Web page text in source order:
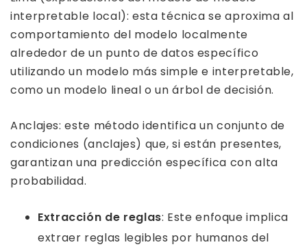
interpretable local): esta técnica se aproxima al
comportamiento del modelo localmente
alrededor de un punto de datos específico
utilizando un modelo más simple e interpretable,
como un modelo lineal o un árbol de decisión.
Anclajes: este método identifica un conjunto de
condiciones (anclajes) que, si están presentes,
garantizan una predicción específica con alta
probabilidad.
Extracción de reglas: Este enfoque implica
extraer reglas legibles por humanos del